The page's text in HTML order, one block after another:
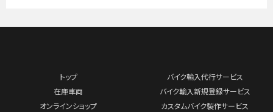
トップ
在庫車両
オンラインショップ
バイク輸入代行サービス
バイク輸入新規登録サービス
カスタムバイク製作サービス